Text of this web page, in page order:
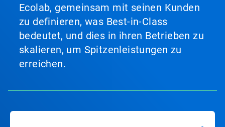
Ecolab, gemeinsam mit seinen Kunden
zu definieren, was Best-in-Class
bedeutet, und dies in ihren Betrieben zu
skalieren, um Spitzenleistungen zu
erreichen.